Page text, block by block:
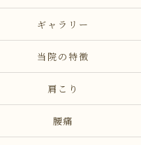
ギャラリー
当院の特徴
肩こり
腰痛